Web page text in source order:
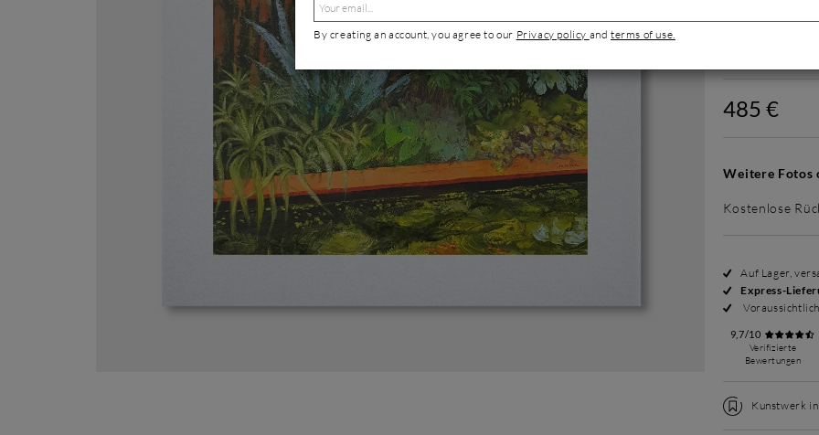
485 €
Weitere Fotos
Kostenlose
Auf Lager,
Express-
9,7/10
Verifizierte
Bewertungen
Kunstwerk
By creating an account, you agree to our Privacy policy andterms of use.